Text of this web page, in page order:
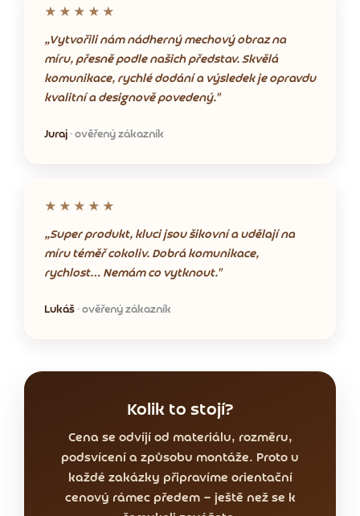
★★★★★
„Vytvořili nám nádherný mechový obraz na
míru, přesně podle našich představ. Skvělá
komunikace, rychlé dodání a výsledek je opravdu
kvalitní a designově povedený."
Juraj · ověřený zákazník
★★★★★
„Super produkt, kluci jsou šikovní a udělají na
míru téměř cokoliv. Dobrá komunikace,
rychlost… Nemám co vytknout."
Lukáš · ověřený zákazník
Kolik to stojí?
Cena se odvíjí od materiálu, rozměru,
podsvícení a způsobu montáže. Proto u
každé zakázky připravíme orientační
cenový rámec předem — ještě než se k